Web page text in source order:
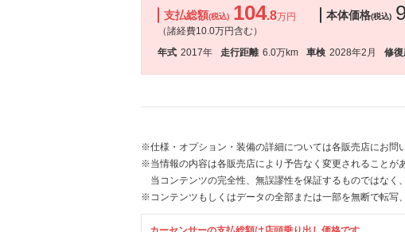
支払総額(税込) 104.8万円
（諸経費10.0万円含む）
本体価格(税込)
年式 2017年 走行距離 6.0万km 車検 2028年2月 修
※仕様・オプション・装備の詳細については各販売店にお問
※当情報の内容は各販売店により予告なく変更されることが
当コンテンツの完全性、無誤謬性を保証するものではなく
※コンテンツもしくはデータの全部または一部を無断で転写